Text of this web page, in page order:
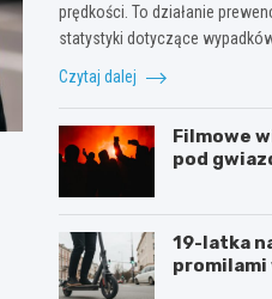
prędkości. To działanie
statystyki dotyczące
Czytaj dalej
Filmowe
pod
19-latka
promilami